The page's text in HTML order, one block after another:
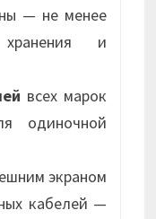
— не менее
и
всех марок
одиночной
экраном
кабелей —